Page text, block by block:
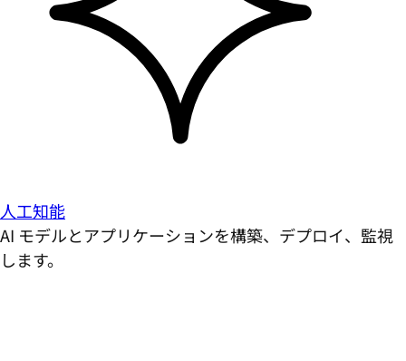
人工知能
AI モデルとアプリケーションを構築、デプロイ、監視
します。